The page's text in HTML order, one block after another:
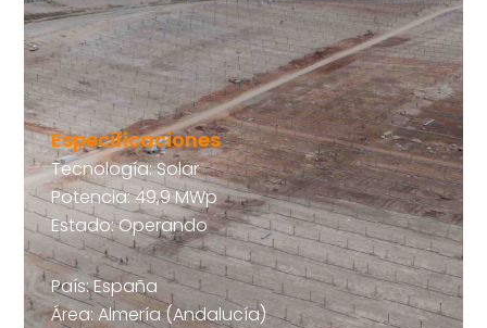
Especificaciones
Tecnología: Solar
Potencia: 49,9 MWp
Estado: Operando
País: España
Área: Almería (Andalucía)